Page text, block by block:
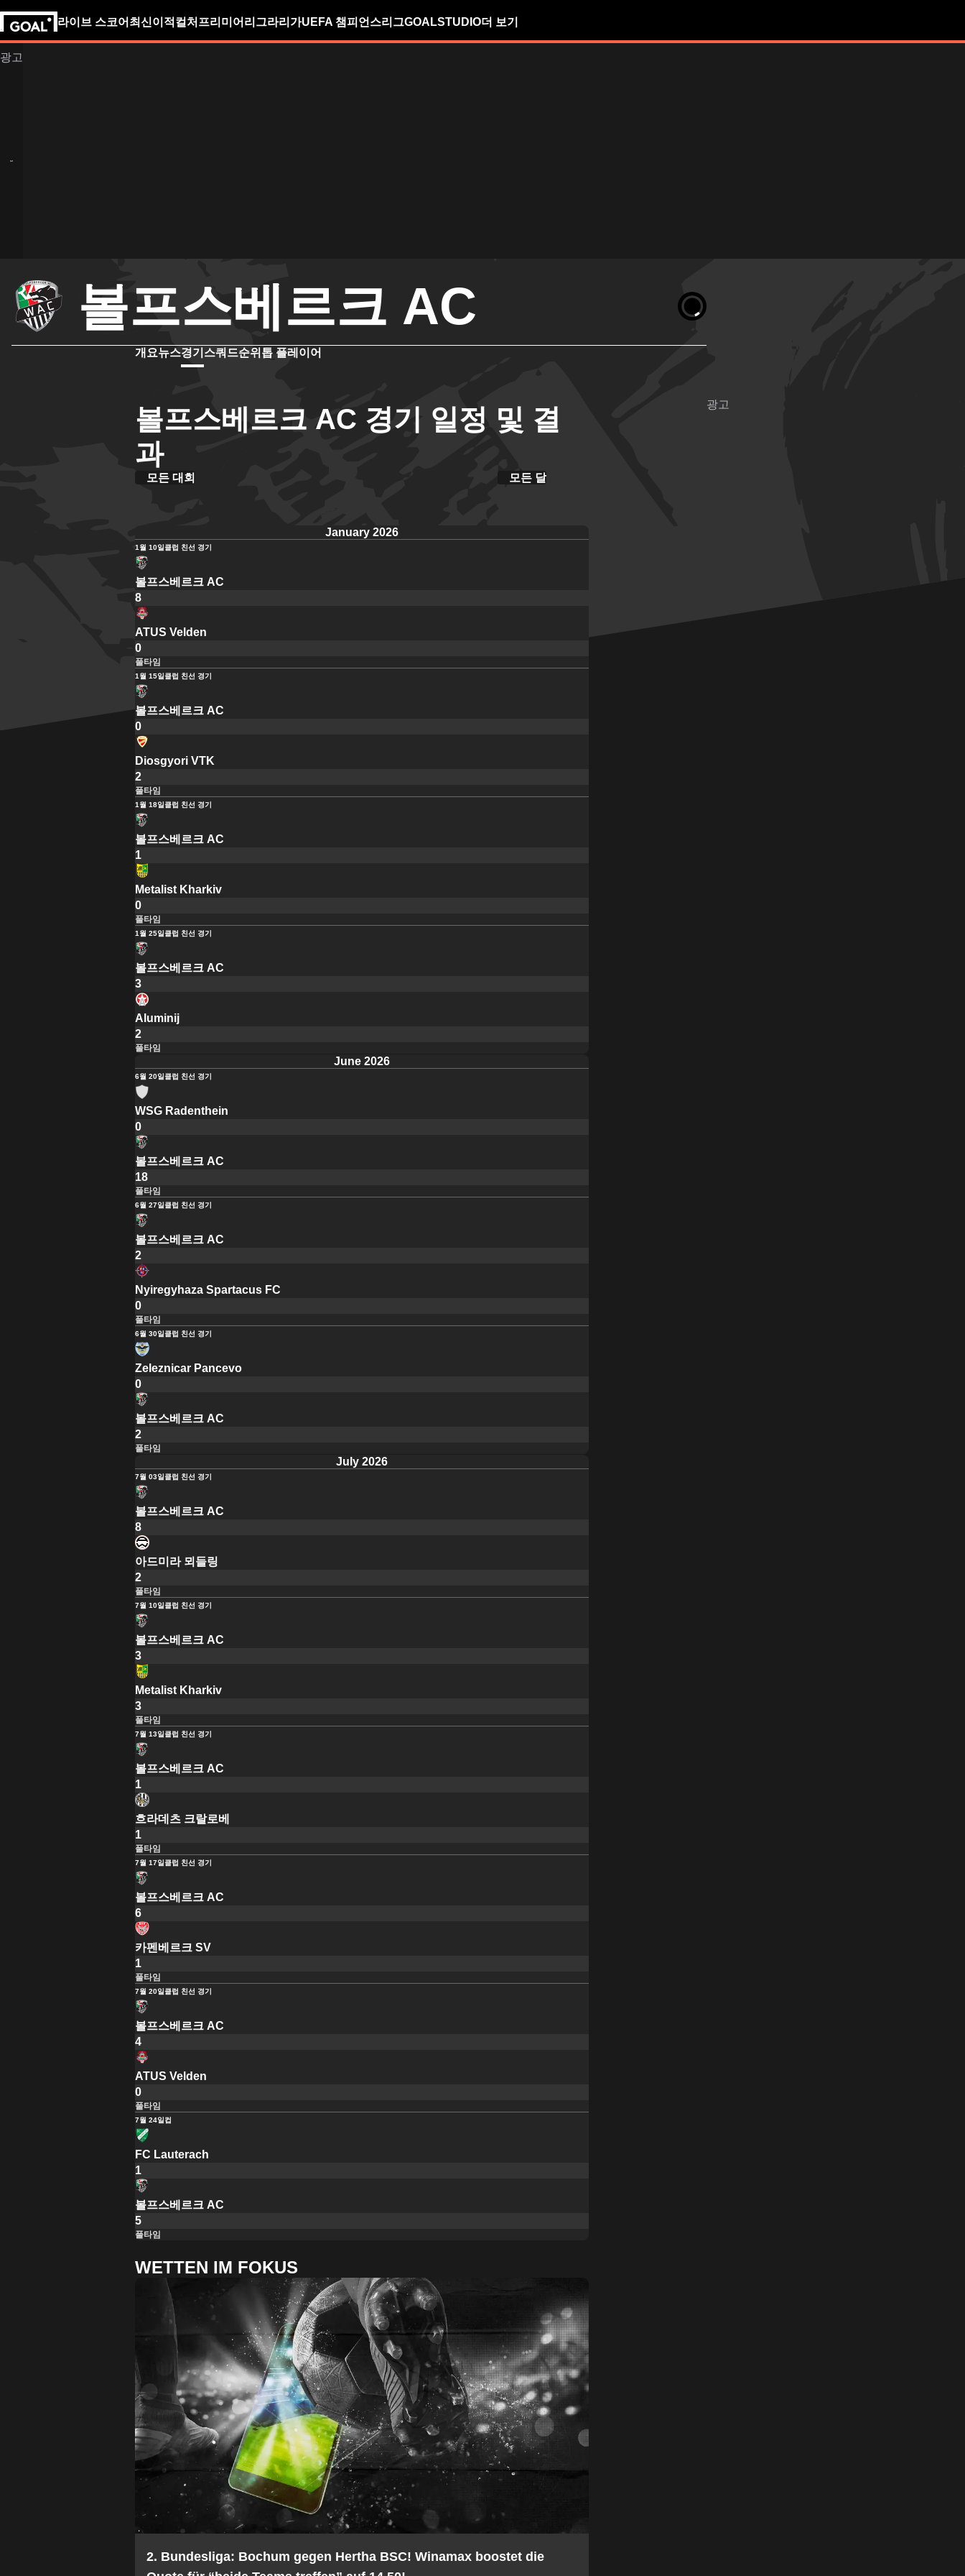
라이브 스코어 최신이적 컬처 프리미어리그라리가UEFA 챔피언스리그GOALSTUDIO더 보기
볼프스베르크 AC
개요뉴스경기 스쿼드순위 톱 플레이어
볼프스베르크 AC 경기 일정 및 결
과
모든 대회 모든 달
January 2026
1월 10일클럽 친선 경기
볼프스베르크 AC
8
ATUS Velden
0
풀타임
1월 15일클럽 친선 경기
볼프스베르크 AC
0
Diosgyori VTK
2
풀타임
1월 18일클럽 친선 경기
볼프스베르크 AC
1
Metalist Kharkiv
0
풀타임
1월 25일클럽 친선 경기
볼프스베르크 AC
3
Aluminij
2
풀타임
June 2026
6월 20일클럽 친선 경기
WSG Radenthein
0
볼프스베르크 AC
18
풀타임
6월 27일클럽 친선 경기
볼프스베르크 AC
2
Nyiregyhaza Spartacus FC
0
풀타임
6월 30일클럽 친선 경기
Zeleznicar Pancevo
0
볼프스베르크 AC
2
풀타임
July 2026
7월 03일클럽 친선 경기
볼프스베르크 AC
8
아드미라 뫼들링
2
풀타임
7월 10일클럽 친선 경기
볼프스베르크 AC
3
Metalist Kharkiv
3
풀타임
7월 13일클럽 친선 경기
볼프스베르크 AC
1
흐라데츠 크랄로베
1
풀타임
7월 17일클럽 친선 경기
볼프스베르크 AC
6
카펜베르크 SV
1
풀타임
7월 20일클럽 친선 경기
볼프스베르크 AC
4
ATUS Velden
0
풀타임
7월 24일 컵
FC Lauterach
1
볼프스베르크 AC
5
풀타임
WETTEN IM FOKUS
2. Bundesliga: Bochum gegen Hertha BSC! Winamax boostet die